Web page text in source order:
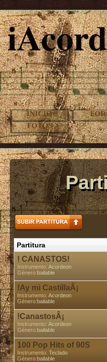
INICIO
FOTOS
Partitura
! CANASTOS!
Instrumento: Acordeon
Género:bailable
!Ay mi CastillaÂ¡
Instrumento: Acordeon
Género:bailable
!CanastosÂ¡
Instrumento: Acordeon
Género:bailable
100 Pop Hits of 90S
Instrumento: Teclado
Género:bailable